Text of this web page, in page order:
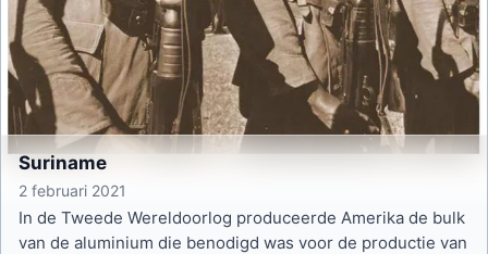
Suriname
2 februari 2021
In de Tweede Wereldoorlog produceerde Amerika de bulk
van de aluminium die benodigd was voor de productie van